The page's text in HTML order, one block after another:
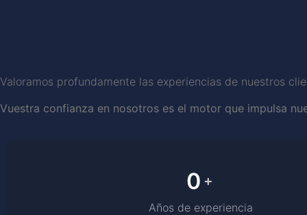
Valoramos profundamente las experiencias de nuestros
Vuestra confianza en nosotros es el motor que impulsa
0 +
Años de experiencia